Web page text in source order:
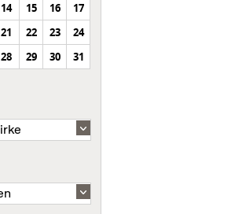
14 15 16
17
21 22 23
24
28 29 30 31